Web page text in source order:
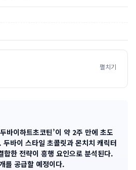
펼치기
바이하트초코틴’이 약 2주 만에 초도
바이 스타일 초콜릿과 몬치치 캐릭터
합한 전략이 흥행 요인으로 분석된다.
를 공급할 예정이다.